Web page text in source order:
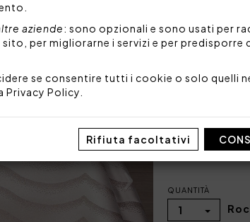
aziende: sono opzionali e sono usati per
sito, per migliorarne i servizi e per predisporre
se consentire tutti i cookie o solo quelli
Privacy Policy
Rifiuta facoltativi
Made in Italy
Imballo:
QUANTITÀ
1